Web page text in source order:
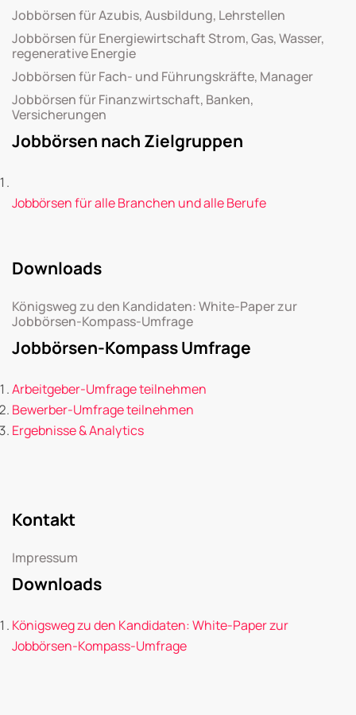
Jobbörsen für Azubis, Ausbildung, Lehrstellen
Jobbörsen für Energiewirtschaft Strom, Gas, Wasser,
regenerative Energie
Jobbörsen für Fach- und Führungskräfte, Manager
Jobbörsen für Finanzwirtschaft, Banken,
Versicherungen
Jobbörsen nach Zielgruppen
Jobbörsen für alle Branchen und alle Berufe
Downloads
Königsweg zu den Kandidaten: White-Paper zur
Jobbörsen-Kompass-Umfrage
Jobbörsen-Kompass Umfrage
Arbeitgeber-Umfrage teilnehmen
Bewerber-Umfrage teilnehmen
Ergebnisse & Analytics
Kontakt
Impressum
Downloads
Königsweg zu den Kandidaten: White-Paper zur
Jobbörsen-Kompass-Umfrage